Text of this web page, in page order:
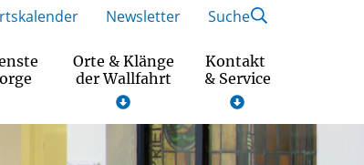
Orte & Klänge
der Wallfahrt
Kontakt
& Service
Newsletter Suche